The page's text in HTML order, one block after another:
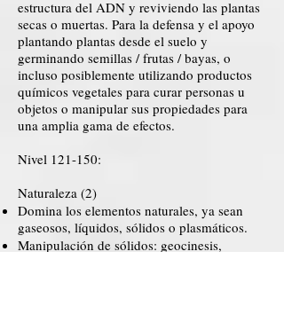
estructura del ADN y reviviendo las plantas
secas o muertas. Para la defensa y el apoyo
plantando plantas desde el suelo y
germinando semillas / frutas / bayas, o
incluso posiblemente utilizando productos
químicos vegetales para curar personas u
objetos o manipular sus propiedades para
una amplia gama de efectos.
Nivel 121-150:
Naturaleza (2)
Domina los elementos naturales, ya sean
gaseosos, líquidos, sólidos o plasmáticos.
Manipulación de sólidos: geocinesis,